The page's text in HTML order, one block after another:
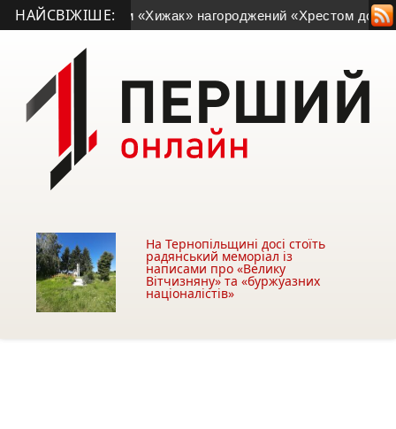
НАЙСВІЖІШЕ:
з позивним «Хижак» нагороджений «Хрестом доблесті»
На Тернопільщині досі стоїть
радянський меморіал із
написами про «Велику
Вітчизняну» та «буржуазних
націоналістів»